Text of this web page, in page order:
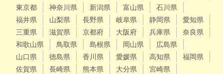
東京都
神奈川県 新潟県 富山県
石川県
福井県
山梨県 長野県 岐阜県 静岡県
愛知県
三重県
滋賀県 京都府 大阪府 兵庫県
奈良県
和歌山県
鳥取県 島根県 岡山県
広島県
山口県
徳島県 香川県 愛媛県 高知県
福岡県
佐賀県
長崎県 熊本県 大分県
宮崎県